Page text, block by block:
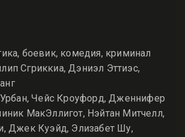
боевик, комедия, криминал
Сгриккиа, Дэниэл Эттиэс,
Чейс Кроуфорд, Дженнифер
МакЭллигот, Нэйтан Митчелл,
Джек Куэйд, Элизабет Шу,